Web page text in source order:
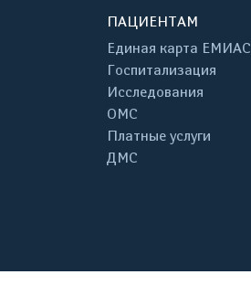
ПАЦИЕНТАМ
Единая карта ЕМИАС
Госпитализация
Исследования
ОМС
Платные услуги
ДМС